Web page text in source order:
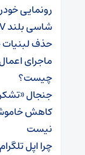
شاسی بلند EREV در ایران
حذف لبنیات
چیست؟
جنجال
کاهش
نیست
چرا اپل